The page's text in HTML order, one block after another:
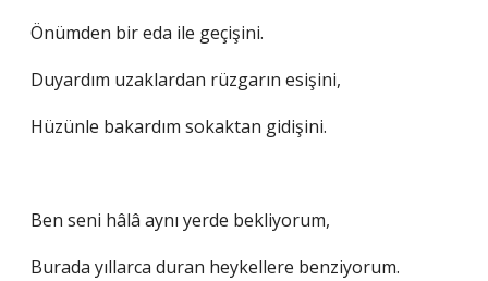
Önümden bir eda ile geçişini.
Duyardım uzaklardan rüzgarın esişini,
Hüzünle bakardım sokaktan gidişini.
Ben seni hâlâ aynı yerde bekliyorum,
Burada yıllarca duran heykellere benziyorum.